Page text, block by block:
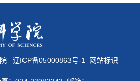
院 辽ICP备05000863号-1
网站标识